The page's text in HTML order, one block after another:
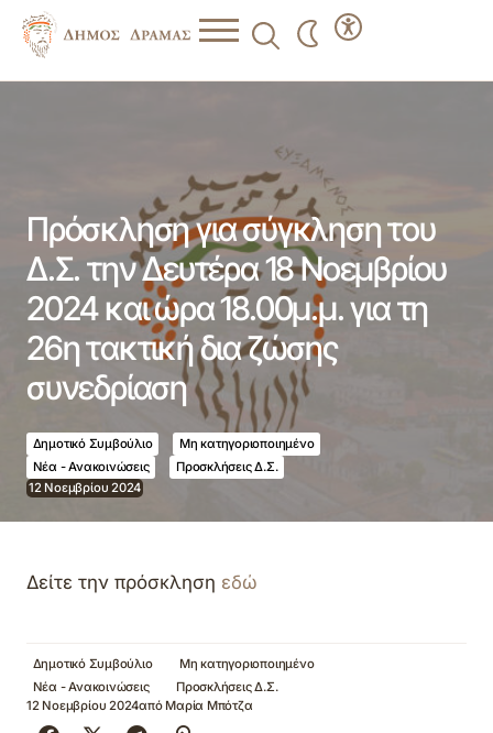
Πρόσκληση για σύγκληση του
Δ.Σ. την Δευτέρα 18 Νοεμβρίου
2024 και ώρα 18.00μ.μ. για τη
26η τακτική δια ζώσης
συνεδρίαση
Δημοτικό Συμβούλιο
Μη κατηγοριοποιημένο
Νέα - Ανακοινώσεις
Προσκλήσεις Δ.Σ.
12 Νοεμβρίου 2024
Δείτε την πρόσκληση εδώ
Δημοτικό Συμβούλιο
Μη κατηγοριοποιημένο
Νέα - Ανακοινώσεις
Προσκλήσεις Δ.Σ.
12 Νοεμβρίου 2024από Μαρία Μπότζα